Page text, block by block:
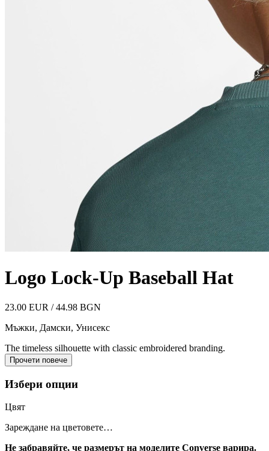
Logo Lock-Up Baseball Hat
23.00 EUR / 44.98 BGN
Мъжки, Дамски, Унисекс
The timeless silhouette with classic embroidered branding.
Прочети повече
Избери опции
Цвят
Зареждане на цветовете…
Не забравяйте, че размерът на моделите Converse варира.